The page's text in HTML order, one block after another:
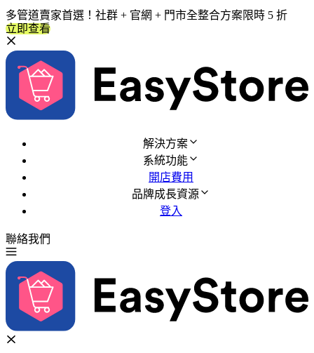
多管道賣家首選！社群 + 官網 + 門市全整合方案限時 5 折
立即查看
解決方案
系統功能
開店費用
品牌成長資源
登入
聯絡我們